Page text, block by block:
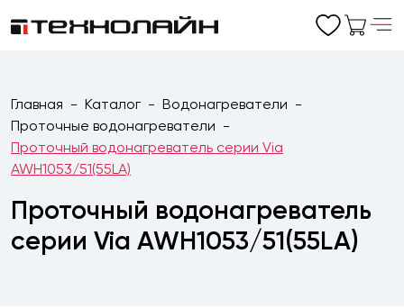
Главная Каталог
Водонагреватели
Проточные водонагреватели
Проточный водонагреватель серии Via
AWH1053/51(55LA)
Проточный водонагреватель
серии Via AWH1053/51(55LA)